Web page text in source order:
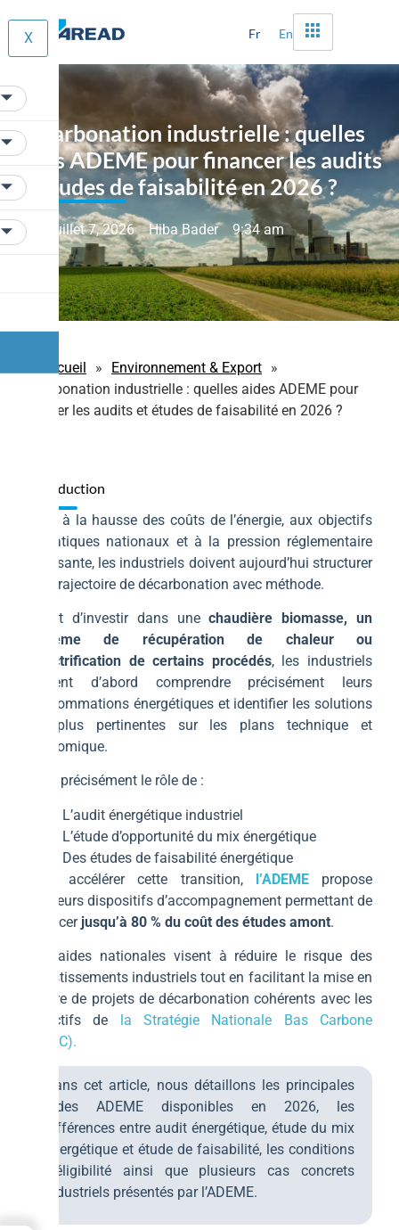
Fr En
X
Décarbonation industrielle : quelles
aides ADEME pour financer les audits
et études de faisabilité en 2026 ?
juillet 7, 2026 Hiba Bader 9:34 am
Accueil » Environnement & Export »
Décarbonation industrielle : quelles aides ADEME pour
financer les audits et études de faisabilité en 2026 ?
Introduction
Face à la hausse des coûts de l’énergie, aux objectifs
climatiques nationaux et à la pression réglementaire
croissante, les industriels doivent aujourd’hui structurer
leur trajectoire de décarbonation avec méthode.
Avant d’investir dans unechaudière biomasse, un
système de récupération de chaleur ou
l’électrification de certains procédés, les industriels
doivent d’abord comprendre précisément leurs
consommations énergétiques et identifier les solutions
les plus pertinentes sur les plans technique et
économique.
C’est précisément le rôle de :
L’audit énergétique industriel
L’étude d’opportunité du mix énergétique
Des études de faisabilité énergétique
Pour accélérer cette transition, l’ADEMEpropose
plusieurs dispositifs d’accompagnement permettant de
financer jusqu’à 80 % du coût des études amont.
Ces aides nationales visent à réduire le risque des
investissements industriels tout en facilitant la mise en
œuvre de projets de décarbonation cohérents avec les
objectifs de
la Stratégie Nationale Bas Carbone
(SNBC).
Dans cet article, nous détaillons les principales
aides ADEME disponibles en 2026, les
différences entre audit énergétique, étude du mix
énergétique et étude de faisabilité, les conditions
d’éligibilité ainsi que plusieurs cas concrets
industriels présentés par l’ADEME.